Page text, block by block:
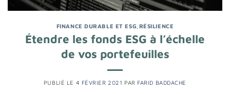
FINANCE DURABLE ET ESG RÉSILIENCE
Étendre les fonds ESG à l’échelle
de vos portefeuilles
PUBLIÉ LE 4 FÉVRIER 2021 PAR FARID BADDACHE